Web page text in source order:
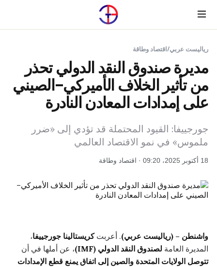
Menu
رياليست عربي/اقتصاد وطاقة
مديرة صندوق النقد الدولي تحذر
من تأثير الخلاف الأميركي–الصيني
على إمدادات المعادن النادرة
جورجييفا: القيود المحتملة قد تؤدي إلى «ضرر
ملموس» في نمو الاقتصاد العالمي
18 أكتوبر 2025، 09:20 · اقتصاد وطاقة
واشنطن – (رياليست عربي). أعربتكريستالينا جورجييفا،
المديرة العامة لصندوق النقد الدولي (IMF)
، عن أملها في أن
تتوصل الولايات المتحدة والصين إلى اتفاق يمنع قطع الإمدادات